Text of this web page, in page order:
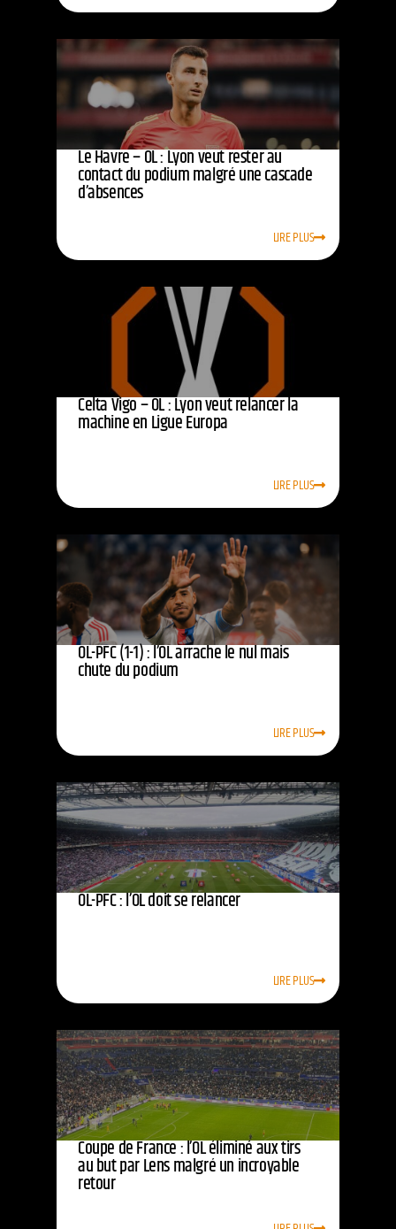
Le Havre – OL : Lyon veut rester au
contact du podium malgré une cascade
d’absences
LIRE PLUS
Celta Vigo – OL : Lyon veut relancer la
machine en Ligue Europa
LIRE PLUS
OL-PFC (1-1) : l’OL arrache le nul mais
chute du podium
LIRE PLUS
OL-PFC : l’OL doit se relancer
LIRE PLUS
Coupe de France : l’OL éliminé aux tirs
au but par Lens malgré un incroyable
retour